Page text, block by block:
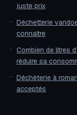
juste prix
Déchetterie
connaître
Combien de litres
réduire sa
Déchèterie à
acceptés